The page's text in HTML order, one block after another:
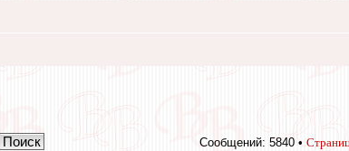
Сообщений: 5840 •